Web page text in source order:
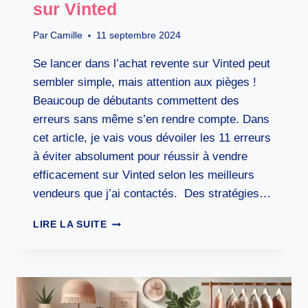
sur Vinted
Par Camille 11 septembre 2024
Se lancer dans l’achat revente sur Vinted peut
sembler simple, mais attention aux pièges !
Beaucoup de débutants commettent des
erreurs sans même s’en rendre compte. Dans
cet article, je vais vous dévoiler les 11 erreurs
à éviter absolument pour réussir à vendre
efficacement sur Vinted selon les meilleurs
vendeurs que j’ai contactés. Des stratégies…
LIRE LA SUITE11
DANS
L’ACHAT